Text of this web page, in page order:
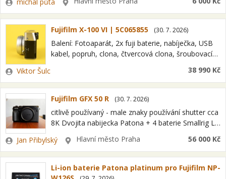
pořádku, bez škrábanců,…
Fujifilm X-100 VI | 5C065855 (30. 7. 2026)
Balení: Fotoaparát, 2x fuji baterie, nabíječka, USB
kabel, popruh, clona, čtvercová clona, šroubovací
Mechanika: bez vad Optika: bez vad Závěrka: 5400…
Zadavatel
Viktor Šulc 38 990 Kč
Fujifilm GFX 50 R (30. 7. 2026)
citlivě používaný - male znaky používání shutter cca
8K Dvojita nabijecka Patona + 4 baterie Smallrig L
731 188 312
Zadavatel
Jan Přibylský LokalitaHlavní město Praha 56 000 Kč
Li-ion baterie Patona platinum pro Fujifilm NP-